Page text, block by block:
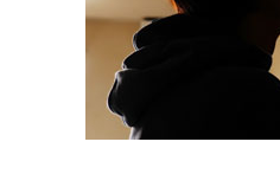
の
街